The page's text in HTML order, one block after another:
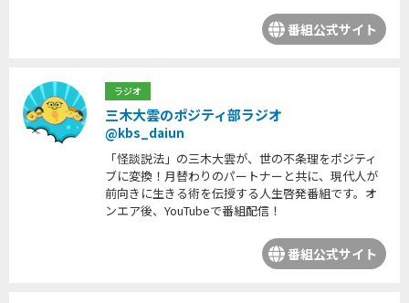
番組公式サイト
ラジオ
三木大雲のポジティ部ラジオ
@kbs_daiun
「怪談説法」の三木大雲が、世の不条理をポジティ
ブに変換！月替わりのパートナーと共に、現代人が
前向きに生きる術を伝授する人生啓発番組です。オ
ンエア後、YouTubeで番組配信！
番組公式サイト